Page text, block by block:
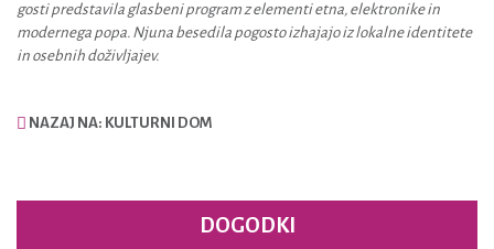
gosti predstavila glasbeni program z elementi etna, elektronike in
modernega popa. Njuna besedila pogosto izhajajo iz lokalne identitete
in osebnih doživljajev.
NAZAJ NA: KULTURNI DOM
DOGODKI